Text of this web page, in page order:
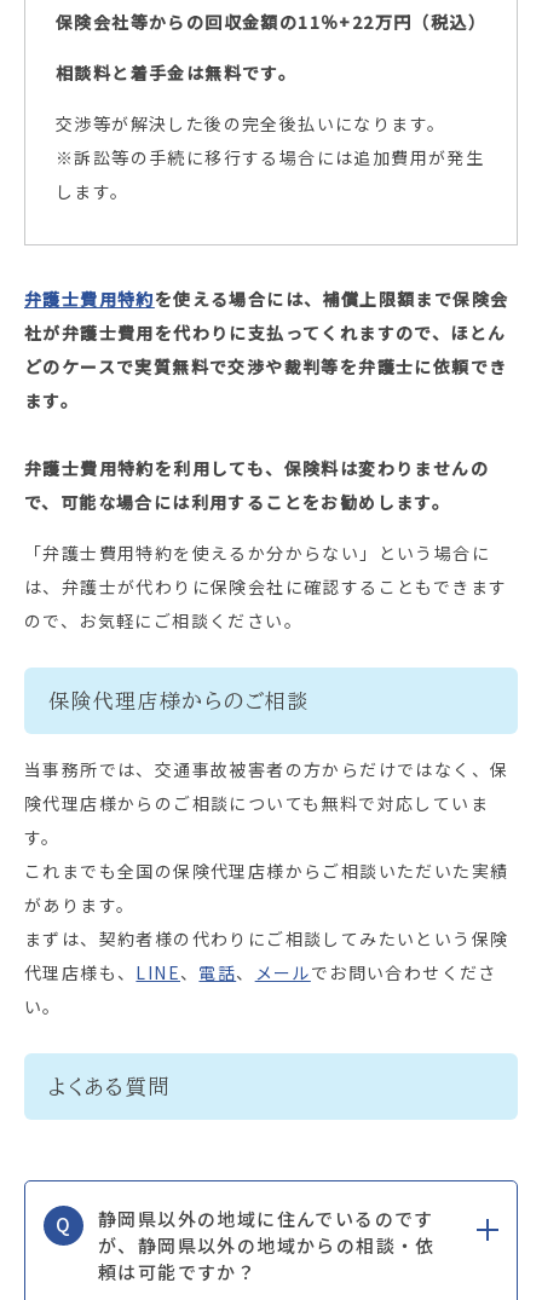
保険会社等からの回収金額の11％+22万円（税込）
相談料と着手金は無料です。
交渉等が解決した後の完全後払いになります。
※訴訟等の手続に移行する場合には追加費用が発生
します。
弁護士費用特約を使える場合には、補償上限額まで保険会
社が弁護士費用を代わりに支払ってくれますので、 ほとん
どのケースで実質無料で交渉や裁判等を弁護士に依頼でき
ます。
弁護士費用特約を利用しても、保険料は変わりませんの
で、可能な場合には利用することをお勧めします。
「弁護士費用特約を使えるか分からない」という場合に
は、弁護士が代わりに保険会社に確認することもできます
ので、お気軽にご相談ください。
保険代理店様からのご相談
当事務所では、交通事故被害者の方からだけではなく、保
険代理店様からのご相談についても無料で対応していま
す。
これまでも全国の保険代理店様からご相談いただいた実績
があります。
まずは、契約者様の代わりにご相談してみたいという保険
代理店様も、 LINE、 電話、 メールでお問い合わせくださ
い。
よくある質問
Q
静岡県以外の地域に住んでいるのです
が、静岡県以外の地域からの相談・依
頼は可能ですか？